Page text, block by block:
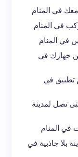
المتصفح
في المنام
في المنام
في المنام
جهازك في
تطبيق في
تصل لمدينة
في المنام
بلا جاذبية في